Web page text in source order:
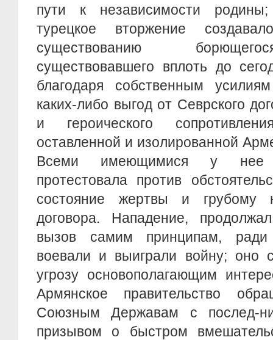
пути к независимости
турецкое вторжение
существованию
существовавшего вплоть до
благодаря собственным
каких-либо выгод от Севрского
и героического
оставленной и изолированной
Всеми имеющимися у нее
протестовала против
состояние жертвы и грубому
договора. Нападение,
вызов самим принципам,
воевали и выиграли войну; оно
угрозу основополагающим
Армянское правительство
Союзным Державам с послед-
призывом о быстром